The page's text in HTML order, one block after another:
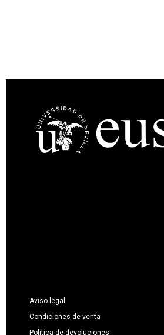
Aviso legal
Condiciones de venta
Política de devoluciones